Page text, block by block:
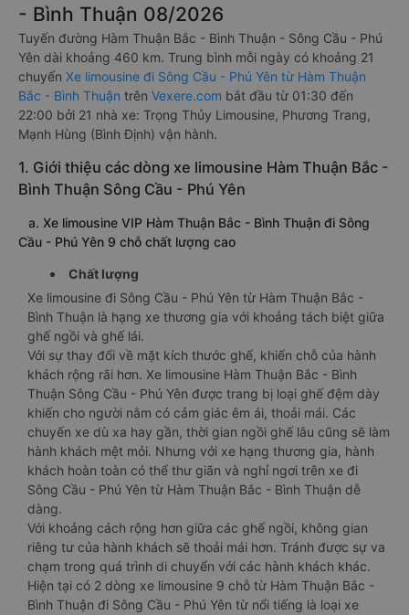
- Bình Thuận 08/2026
Tuyến đường Hàm Thuận Bắc - Bình Thuận - Sông Cầu - Phú
Yên dài khoảng 460 km. Trung bình mỗi ngày có khoảng 21
chuyến Xe limousine đi Sông Cầu - Phú Yên từ Hàm Thuận
Bắc - Bình Thuận trên Vexere.com bắt đầu từ 01:30 đến
22:00 bởi 21 nhà xe: Trọng Thủy Limousine, Phương Trang,
Mạnh Hùng (Bình Định) vận hành.
1. Giới thiệu các dòng xe limousine Hàm Thuận Bắc -
Bình Thuận Sông Cầu - Phú Yên
a. Xe limousine VIP Hàm Thuận Bắc - Bình Thuận đi Sông
Cầu - Phú Yên 9 chỗ chất lượng cao
Chất lượng
Xe limousine đi Sông Cầu - Phú Yên từ Hàm Thuận Bắc -
Bình Thuận là hạng xe thương gia với khoảng tách biệt giữa
ghế ngồi và ghế lái.
Với sự thay đổi về mặt kích thước ghế, khiến chỗ của hành
khách rộng rãi hơn. Xe limousine Hàm Thuận Bắc - Bình
Thuận Sông Cầu - Phú Yên được trang bị loại ghế đệm dày
khiến cho người nằm có cảm giác êm ái, thoải mái. Các
chuyến xe dù xa hay gần, thời gian ngồi ghế lâu cũng sẽ làm
hành khách mệt mỏi. Nhưng với xe hạng thương gia, hành
khách hoàn toàn có thể thư giãn và nghỉ ngơi trên xe đi
Sông Cầu - Phú Yên từ Hàm Thuận Bắc - Bình Thuận dễ
dàng.
Với khoảng cách rộng hơn giữa các ghế ngồi, không gian
riêng tư của hành khách sẽ thoải mái hơn. Tránh được sự va
chạm trong quá trình di chuyển với các hành khách khác.
Hiện tại có 2 dòng xe limousine 9 chỗ từ Hàm Thuận Bắc -
Bình Thuận đi Sông Cầu - Phú Yên từ nổi tiếng là loại xe